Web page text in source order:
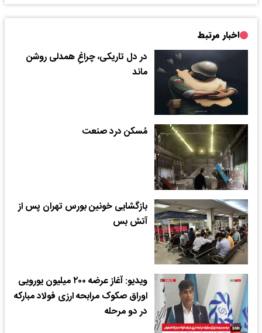
اخبار مرتبط
در دل تاریکی، چراغِ همدلی روشن
ماند
مُسکن درد صنعت
بازگشایی خونین بورس تهران پس از
آتش بس
ویدیو: آغاز عرضه ۲۰۰ میلیون یورویی
اوراق صکوک مرابحه ارزی فولاد مبارکه
در دو مرحله